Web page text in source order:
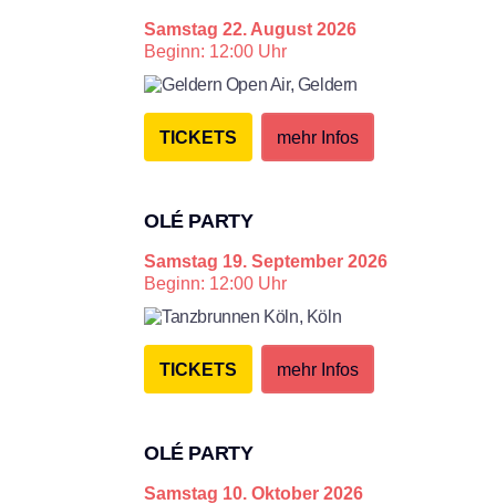
Samstag 22. August 2026
Beginn: 12:00 Uhr
Geldern Open Air, Geldern
TICKETS mehr Infos
OLÉ PARTY
Samstag 19. September 2026
Beginn: 12:00 Uhr
Tanzbrun­nen Köln, Köln
TICKETS mehr Infos
OLÉ PARTY
Samstag 10. Oktober 2026